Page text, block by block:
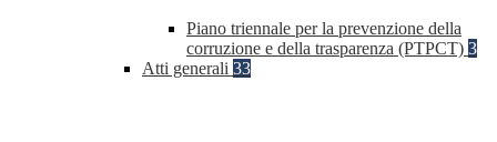
Piano triennale per la prevenzione della
corruzione e della trasparenza (PTPCT) 3
Atti generali 33